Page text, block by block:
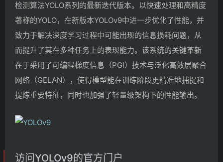
检测算法YOLO系列的最新迭代版本。以快速处理和高精度
著称的YOLO，在新版本YOLOv9中进一步优化了性能，并
致力于解决深度学习过程中可能出现的信息损耗问题，从
而提升了其在多种任务上的表现能力。该系统的关键革新
在于采用了可编程梯度信息（PGI）技术与泛化高效层聚合
网络（GELAN），使得模型能在训练阶段更精准地捕捉和
提炼重要特征，同时也加强了轻量级架构下的性能输出。
访问YOLOv9的官方门户